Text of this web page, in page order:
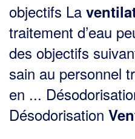
objectifs La
traitement d’eau
des objectifs
sain au personnel
en ...
Désodorisation